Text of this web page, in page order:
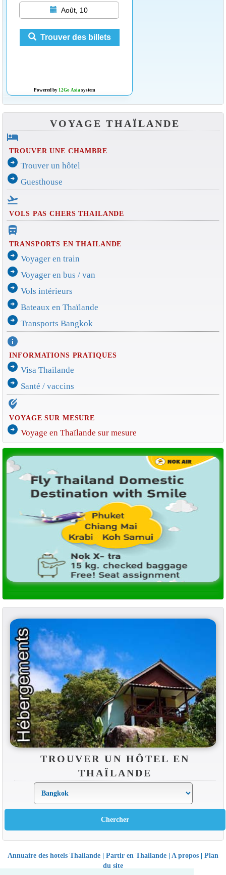
Août, 10
Trouver des billets
Powered by 12Go Asiasystem
VOYAGE THAÏLANDE
hotel
TROUVER UNE CHAMBRE
arrow_circle_right Trouver un hôtel
arrow_circle_right Guesthouse
flight_takeoff
VOLS PAS CHERS THAILANDE
directions_bus_filled
TRANSPORTS EN THAILANDE
arrow_circle_right Voyager en train
arrow_circle_right Voyager en bus / van
arrow_circle_right Vols intérieurs
arrow_circle_right Bateaux en Thaïlande
arrow_circle_right Transports Bangkok
info
INFORMATIONS PRATIQUES
arrow_circle_right Visa Thaïlande
arrow_circle_right Santé / vaccins
edit_location_alt
VOYAGE SUR MESURE
arrow_circle_right Voyage en Thaïlande sur mesure
TROUVER UN HÔTEL EN
THAÏLANDE
Annuaire des hotels Thailande | Partir en Thailande | A propos | Plan
du site